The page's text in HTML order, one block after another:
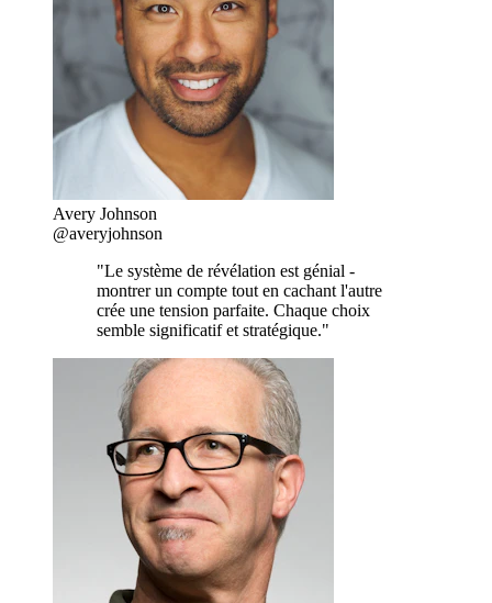
Avery Johnson
@averyjohnson
"Le système de révélation est génial -
montrer un compte tout en cachant l'autre
crée une tension parfaite. Chaque choix
semble significatif et stratégique."